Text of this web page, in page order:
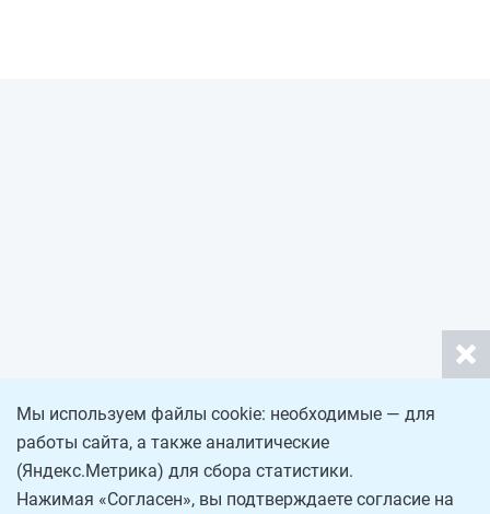
Мы используем файлы cookie: необходимые — для
работы сайта, а также аналитические
(Яндекс.Метрика) для сбора статистики.
Нажимая «Согласен», вы подтверждаете согласие на